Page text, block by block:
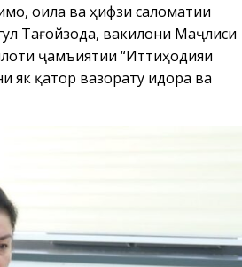
оила ва ҳифзи саломатии
Тағойзода, вакилони Маҷлиси
ҷамъиятии “Иттиҳодияи
як қатор вазорату идора ва